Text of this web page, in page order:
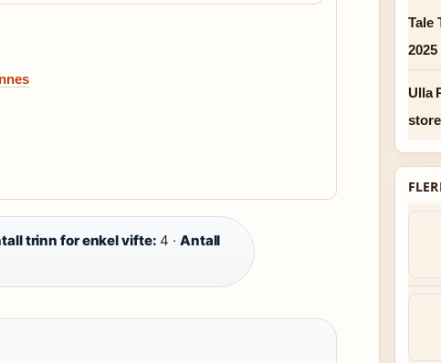
trinn for enkel vifte: 4 · Antall
Tale
Ulla